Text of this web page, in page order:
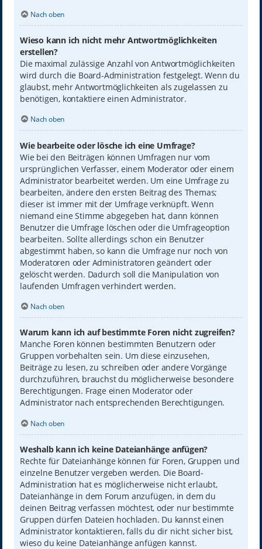
Nach oben
Wieso kann ich nicht mehr Antwortmöglichkeiten
erstellen?
Die maximal zulässige Anzahl von Antwortmöglichkeiten
wird durch die Board-Administration festgelegt. Wenn du
glaubst, mehr Antwortmöglichkeiten als zugelassen zu
benötigen, kontaktiere einen Administrator.
Nach oben
Wie bearbeite oder lösche ich eine Umfrage?
Wie bei den Beiträgen können Umfragen nur vom
ursprünglichen Verfasser, einem Moderator oder einem
Administrator bearbeitet werden. Um eine Umfrage zu
bearbeiten, ändere den ersten Beitrag des Themas;
dieser ist immer mit der Umfrage verknüpft. Wenn
niemand eine Stimme abgegeben hat, dann können
Benutzer die Umfrage löschen oder die Umfrageoption
bearbeiten. Sollte allerdings schon ein Benutzer
abgestimmt haben, so kann die Umfrage nur noch von
Moderatoren oder Administratoren geändert oder
gelöscht werden. Dadurch soll die Manipulation von
laufenden Umfragen verhindert werden.
Nach oben
Warum kann ich auf bestimmte Foren nicht zugreifen?
Manche Foren können bestimmten Benutzern oder
Gruppen vorbehalten sein. Um diese einzusehen,
Beiträge zu lesen, zu schreiben oder andere Vorgänge
durchzuführen, brauchst du möglicherweise besondere
Berechtigungen. Frage einen Moderator oder
Administrator nach entsprechenden Berechtigungen.
Nach oben
Weshalb kann ich keine Dateianhänge anfügen?
Rechte für Dateianhänge können für Foren, Gruppen und
einzelne Benutzer vergeben werden. Die Board-
Administration hat es möglicherweise nicht erlaubt,
Dateianhänge in dem Forum anzufügen, in dem du
deinen Beitrag verfassen möchtest, oder nur bestimmte
Gruppen dürfen Dateien hochladen. Du kannst einen
Administrator kontaktieren, falls du dir nicht sicher bist,
wieso du keine Dateianhänge anfügen kannst.